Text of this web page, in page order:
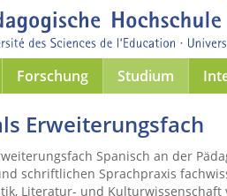
Forschung Studium
Erweiterungsfach
Spanisch an der
schriftlichen Sprachpraxis
Literatur- und